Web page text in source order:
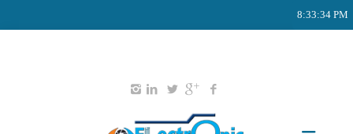
8:33:35 PM